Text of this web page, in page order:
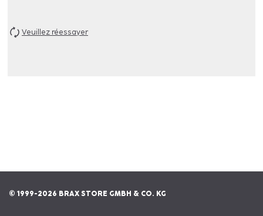
Veuillez réessayer
© 1999-2026 BRAX STORE GMBH & CO. KG